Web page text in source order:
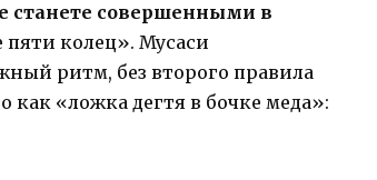
станете совершенными в
колец». Мусаси
ритм, без второго правила
«ложка дегтя в бочке меда»: